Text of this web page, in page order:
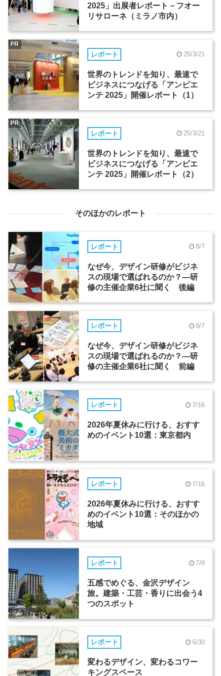
2025」出展者レポート－フオー
リサローネ（ミラノ市内）
レポート 25/3/21
世界のトレンドを知り、最速で
ビジネスにつなげる「アンビエ
ンテ 2025」開催レポート（1）
PR
レポート 25/3/21
世界のトレンドを知り、最速で
ビジネスにつなげる「アンビエ
ンテ 2025」開催レポート（2）
PR
そのほかのレポート
レポート 8/7
なぜ今、デザイン研修がビジネ
スの現場で選ばれるのか？―研
修の主催企業6社に聞く 後編
レポート 8/7
なぜ今、デザイン研修がビジネ
スの現場で選ばれるのか？―研
修の主催企業6社に聞く 前編
レポート 7/16
2026年夏休みに行ける、おすす
めのイベント10選：東京都内
レポート 7/16
2026年夏休みに行ける、おすす
めのイベント10選：そのほかの
地域
レポート 7/8
五感でめぐる、金沢デザイン
旅。建築・工芸・香りに出会う4
つのスポット
レポート 6/30
変わるデザイン、変わるコワー
キングスペース